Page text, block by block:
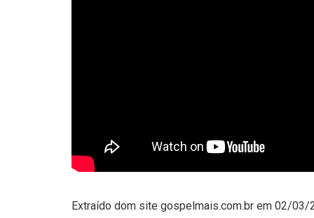
Extraído dom site gospelmais.com.br em 02/03/